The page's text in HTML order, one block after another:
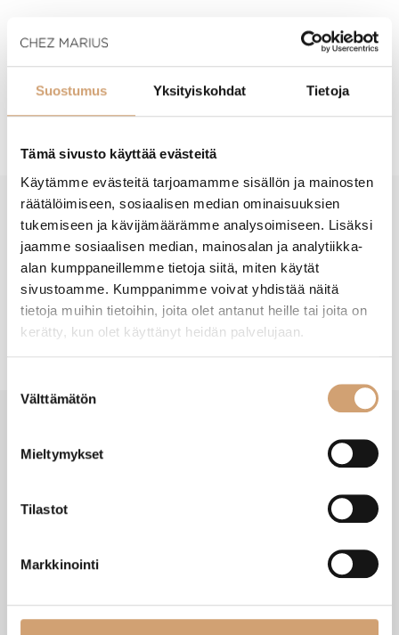
Suostumus Yksityiskohdat Tietoja
Tämä sivusto käyttää evästeitä
Käytämme evästeitä tarjoamamme sisällön ja mainosten
räätälöimiseen, sosiaalisen median ominaisuuksien
tukemiseen ja kävijämäärämme analysoimiseen. Lisäksi
jaamme sosiaalisen median, mainosalan ja analytiikka-
alan kumppaneillemme tietoja siitä, miten käytät
sivustoamme. Kumppanimme voivat yhdistää näitä
tietoja muihin tietoihin, joita olet antanut heille tai joita on
kerätty, kun olet käyttänyt heidän palvelujaan.
valinta
Välttämätön
Mieltymykset
Tilastot
Markkinointi
Tuotekuvaus
- Tuotteesta ei ole vielä arvosteluja -
New content loaded